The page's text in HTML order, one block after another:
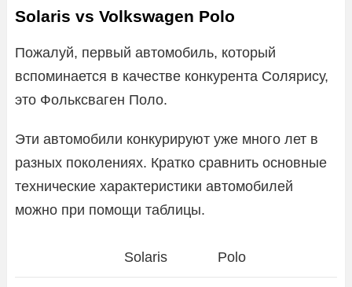
Solaris vs Volkswagen Polo
Пожалуй, первый автомобиль, который
вспоминается в качестве конкурента Солярису,
это Фольксваген Поло.
Эти автомобили конкурируют уже много лет в
разных поколениях. Кратко сравнить основные
технические характеристики автомобилей
можно при помощи таблицы.
Solaris Polo